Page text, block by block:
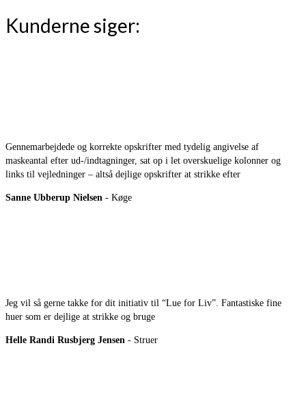
Kunderne siger:
Gennemarbejdede og korrekte opskrifter med tydelig angivelse af
maskeantal efter ud-/indtagninger, sat op i let overskuelige kolonner og
links til vejledninger – altså dejlige opskrifter at strikke efter
Sanne Ubberup Nielsen - Køge
Jeg vil så gerne takke for dit initiativ til “Lue for Liv”. Fantastiske fine
huer som er dejlige at strikke og bruge
Helle Randi Rusbjerg Jensen - Struer